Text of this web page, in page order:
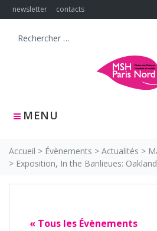
Skip
to
newsletter contacts
MENU
Search
Accueil > Évènements > Actualités >
> Exposition, In the Banlieues:
« Tous les Évènements